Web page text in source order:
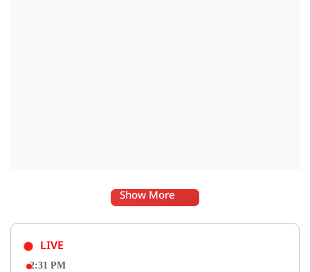
Show More
LIVE
2:31 PM